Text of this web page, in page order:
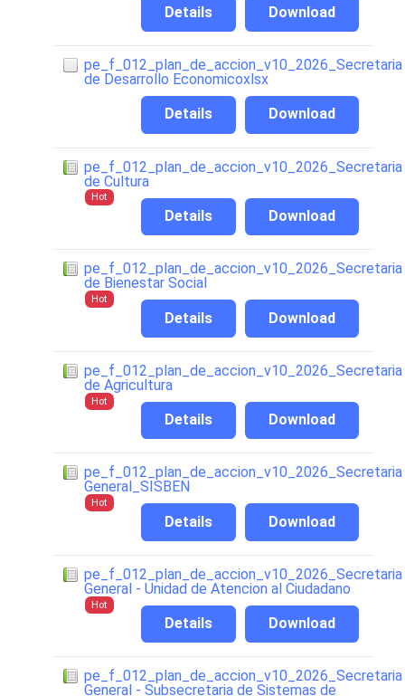
Download
Details
pe_f_012_plan_de_accion_v10_2026_Secretaria
de Desarrollo Economicoxlsx
Download
Details
pe_f_012_plan_de_accion_v10_2026_Secretaria
de Cultura
Hot
Download
Details
pe_f_012_plan_de_accion_v10_2026_Secretaria
de Bienestar Social
Hot
Download
Details
pe_f_012_plan_de_accion_v10_2026_Secretaria
de Agricultura
Hot
Download
Details
pe_f_012_plan_de_accion_v10_2026_Secretaria
General_SISBEN
Hot
Download
Details
pe_f_012_plan_de_accion_v10_2026_Secretaria
General - Unidad de Atencion al Ciudadano
Hot
Download
Details
pe_f_012_plan_de_accion_v10_2026_Secretaria
General - Subsecretaria de Sistemas de